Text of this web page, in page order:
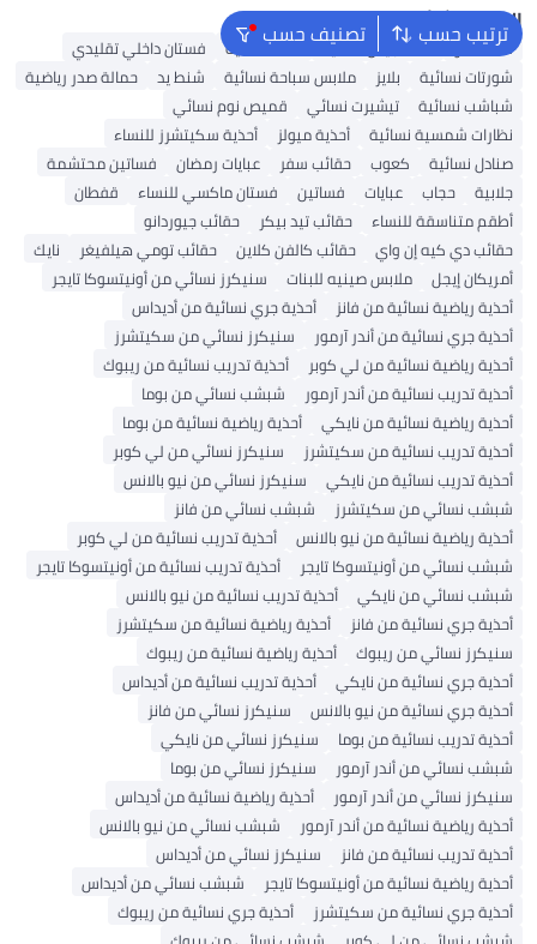
ترتيب حسب تصنيف حسب البحث الشائع
شنط ألدو شنط جيس نسائية شنط نسائية
فستان داخلي تقليدي
شورتات نسائية
بلايز ملابس سباحة نسائية شنط يد
حمالة صدر رياضية
شباشب نسائية
تيشيرت نسائي
قميص نوم نسائي
نظارات شمسية نسائية
أحذية ميولز
أحذية سكيتشرز للنساء
صنادل نسائية
كعوب حقائب سفر عبايات رمضان
فساتين محتشمة
جلابية
حجاب عبايات فساتين فستان ماكسي للنساء
قفطان
أطقم متناسقة للنساء
حقائب تيد بيكر
حقائب جيوردانو
حقائب دي كيه إن واي
حقائب كالفن كلاين حقائب تومي هيلفيغر
نايك
أمريكان إيجل
ملابس صينيه للبنات
سنيكرز نسائي من أونيتسوكا تايجر
أحذية رياضية نسائية من فانز
أحذية جري نسائية من أديداس
أحذية جري نسائية من أندر آرمور
سنيكرز نسائي من سكيتشرز
أحذية رياضية نسائية من لي كوبر
أحذية تدريب نسائية من ريبوك
أحذية تدريب نسائية من أندر آرمور
شبشب نسائي من بوما
أحذية رياضية نسائية من نايكي
أحذية رياضية نسائية من بوما
أحذية تدريب نسائية من سكيتشرز
سنيكرز نسائي من لي كوبر
أحذية تدريب نسائية من نايكي
سنيكرز نسائي من نيو بالانس
شبشب نسائي من سكيتشرز
شبشب نسائي من فانز
أحذية رياضية نسائية من نيو بالانس
أحذية تدريب نسائية من لي كوبر
شبشب نسائي من أونيتسوكا تايجر
أحذية تدريب نسائية من أونيتسوكا تايجر
شبشب نسائي من نايكي
أحذية تدريب نسائية من نيو بالانس
أحذية جري نسائية من فانز
أحذية رياضية نسائية من سكيتشرز
سنيكرز نسائي من ريبوك
أحذية رياضية نسائية من ريبوك
أحذية جري نسائية من نايكي
أحذية تدريب نسائية من أديداس
أحذية جري نسائية من نيو بالانس
سنيكرز نسائي من فانز
أحذية تدريب نسائية من بوما
سنيكرز نسائي من نايكي
شبشب نسائي من أندر آرمور
سنيكرز نسائي من بوما
سنيكرز نسائي من أندر آرمور
أحذية رياضية نسائية من أديداس
أحذية رياضية نسائية من أندر آرمور
شبشب نسائي من نيو بالانس
أحذية تدريب نسائية من فانز
سنيكرز نسائي من أديداس
أحذية رياضية نسائية من أونيتسوكا تايجر
شبشب نسائي من أديداس
أحذية جري نسائية من سكيتشرز
أحذية جري نسائية من ريبوك